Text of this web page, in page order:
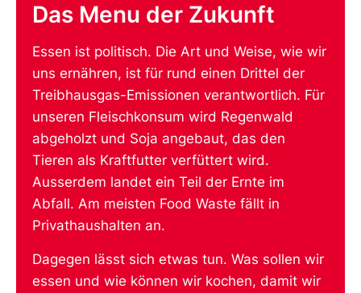
Das Menu der Zukunft
Essen ist politisch. Die Art und Weise, wie wir
uns ernähren, ist für rund einen Drittel der
Treibhausgas-Emissionen verantwortlich. Für
unseren Fleischkonsum wird Regenwald
abgeholzt und Soja angebaut, das den
Tieren als Kraftfutter verfüttert wird.
Ausserdem landet ein Teil der Ernte im
Abfall. Am meisten Food Waste fällt in
Privathaushalten an.
Dagegen lässt sich etwas tun. Was sollen wir
essen und wie können wir kochen, damit wir